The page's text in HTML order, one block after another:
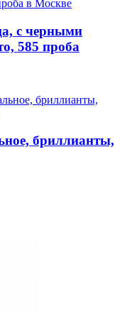
с черными
585 проба
бриллианты,